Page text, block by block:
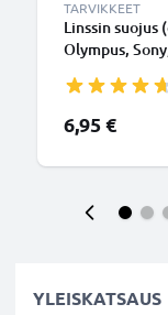
TARVIKKEET
Linssin
Olympus,
Central Pinch
6,95 €
YLEISKATSAUS